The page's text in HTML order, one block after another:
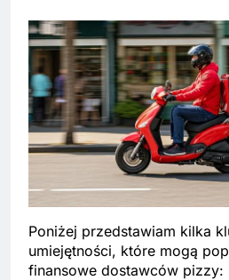
Poniżej przedstawiam kilka
umiejętności, które mogą
finansowe dostawców pizzy: